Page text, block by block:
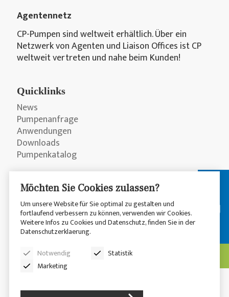
Agentennetz
CP-Pumpen sind weltweit erhältlich. Über ein
Netzwerk von Agenten und Liaison Offices ist CP
weltweit vertreten und nahe beim Kunden!
Quicklinks
News
Pumpenanfrage
Anwendungen
Downloads
Pumpenkatalog
© 2026 CP Pumpen AG
Disclaimer
Möchten Sie Cookies zulassen?
Um unsere Website für Sie optimal zu gestalten und
fortlaufend verbessern zu können, verwenden wir Cookies.
Weitere Infos zu Cookies und Datenschutz, finden Sie in der
Datenschutzerklaerung.
Notwendig
Statistik
Marketing